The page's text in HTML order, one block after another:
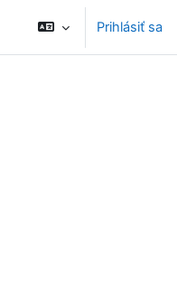
Prihlásiť sa